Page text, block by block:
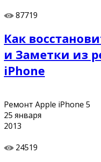
87719
Как
и Заметки из
iPhone
Ремонт Apple iPhone 5
25 января
2013
24519